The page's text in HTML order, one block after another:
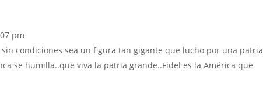
pm
condiciones sea un figura tan gigante que lucho por una patria
se humilla..que viva la patria grande..Fidel es la América que